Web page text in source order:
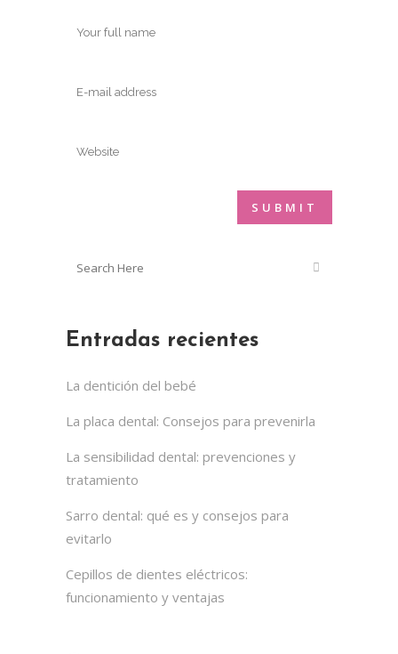
Entradas recientes
La dentición del bebé
La placa dental: Consejos para prevenirla
La sensibilidad dental: prevenciones y
tratamiento
Sarro dental: qué es y consejos para
evitarlo
Cepillos de dientes eléctricos:
funcionamiento y ventajas